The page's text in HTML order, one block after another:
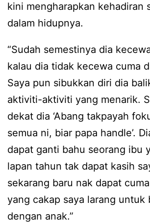
kini mengharapkan kehadiran
dalam hidupnya.
“Sudah semestinya dia
kalau dia tidak kecewa cuma
Saya pun sibukkan diri dia
aktiviti-aktiviti yang menarik.
dekat dia ‘Abang takpayah
semua ni, biar papa handle’.
dapat ganti bahu seorang ibu
lapan tahun tak dapat kasih
sekarang baru nak dapat
yang cakap saya larang untuk
dengan anak.”